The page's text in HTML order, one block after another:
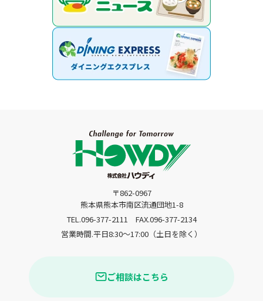
〒862-0967
熊本県熊本市南区流通団地1-8
TEL.096-377-2111
FAX.096-377-2134
営業時間.平日8:30〜17:00（土日を除く）
ご相談はこちら